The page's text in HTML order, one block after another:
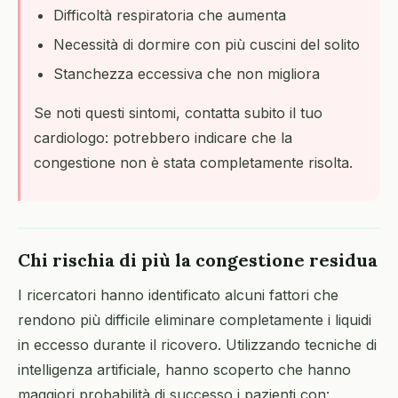
Difficoltà respiratoria che aumenta
Necessità di dormire con più cuscini del solito
Stanchezza eccessiva che non migliora
Se noti questi sintomi, contatta subito il tuo
cardiologo: potrebbero indicare che la
congestione non è stata completamente risolta.
Chi rischia di più la congestione residua
I ricercatori hanno identificato alcuni fattori che
rendono più difficile eliminare completamente i liquidi
in eccesso durante il ricovero. Utilizzando tecniche di
intelligenza artificiale, hanno scoperto che hanno
maggiori probabilità di successo i pazienti con: